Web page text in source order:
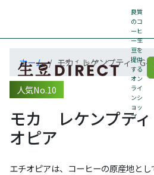
良質
のコ
ーヒ
ー生
豆を
提供
する
オン
ライ
ンシ
ョッ
プ
ホーム モカ レケンプティ G-
人気No.10
モカ レケンプテ
オピア
エチオピアは、コーヒーの原産地とし